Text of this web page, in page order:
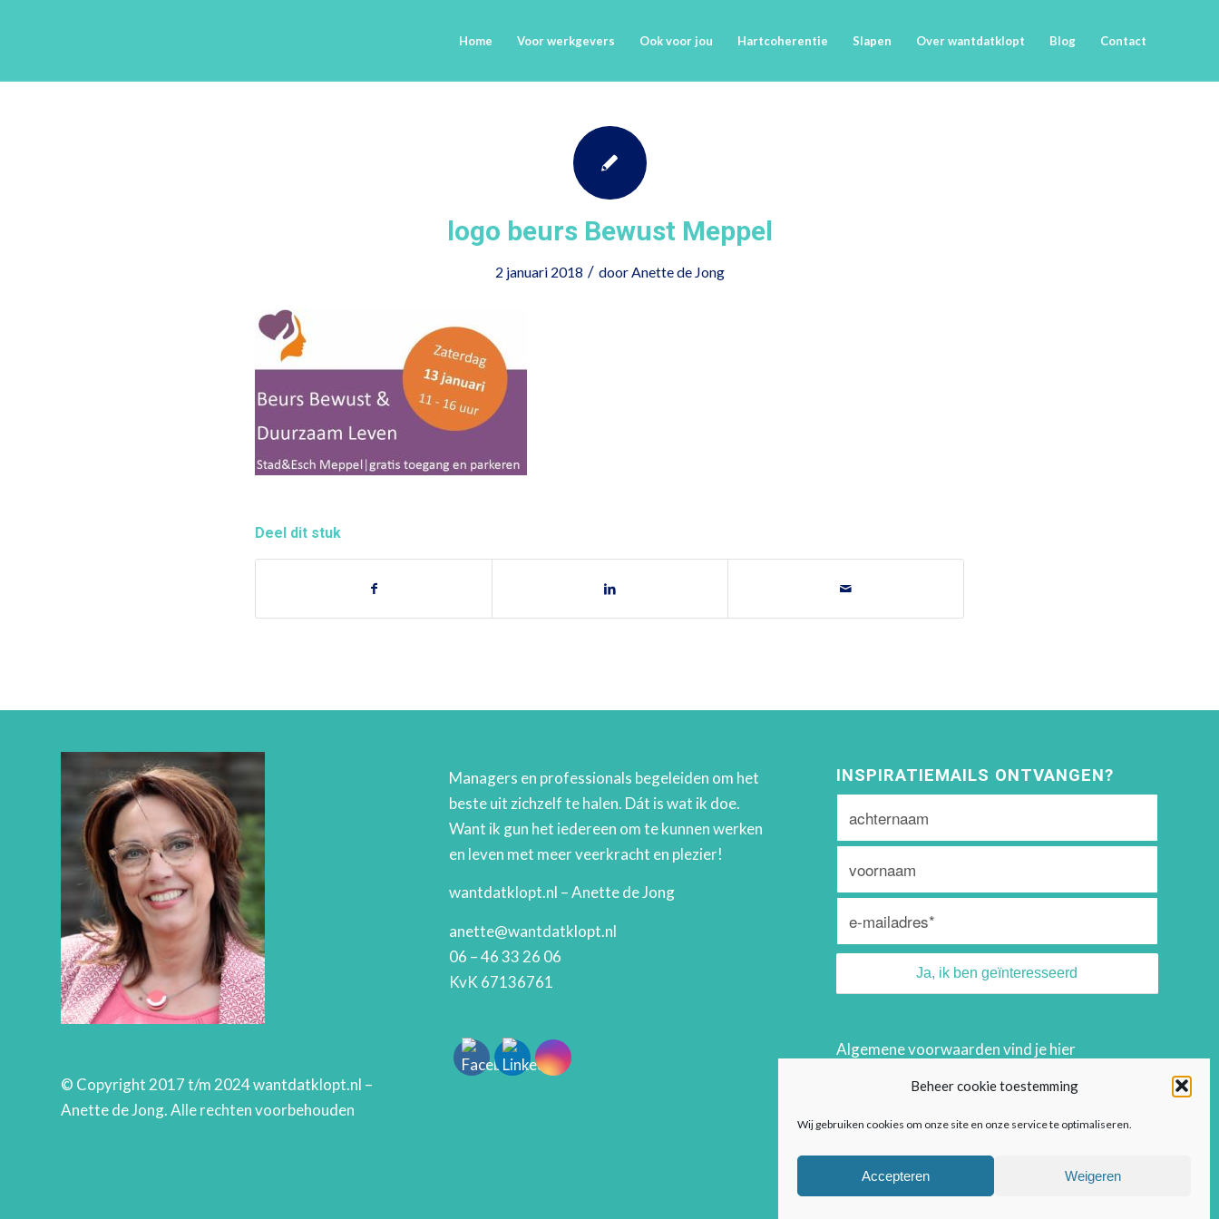
Beheer cookie toestemming
Wij gebruiken cookies om onze site en onze service te optimaliseren.
Accepteren Weigeren
Home Voor werkgevers Ook voor jou Hartcoherentie Slapen Over wantdatklopt Blog Contact
logo beurs Bewust Meppel
2 januari 2018 / doorAnette de Jong
Deel dit stuk
© Copyright 2017 t/m 2024 wantdatklopt.nl –
Anette de Jong. Alle rechten voorbehouden
Managers en professionals begeleiden om het
beste uit zichzelf te halen. Dát is wat ik doe.
Want ik gun het iedereen om te kunnen werken
en leven met meer veerkracht en plezier!
wantdatklopt.nl – Anette de Jong
anette@wantdatklopt.nl
06 – 46 33 26 06
KvK 67136761
INSPIRATIEMAILS ONTVANGEN?
Algemene voorwaarden vind jehier
Privacyreglement vind jehier